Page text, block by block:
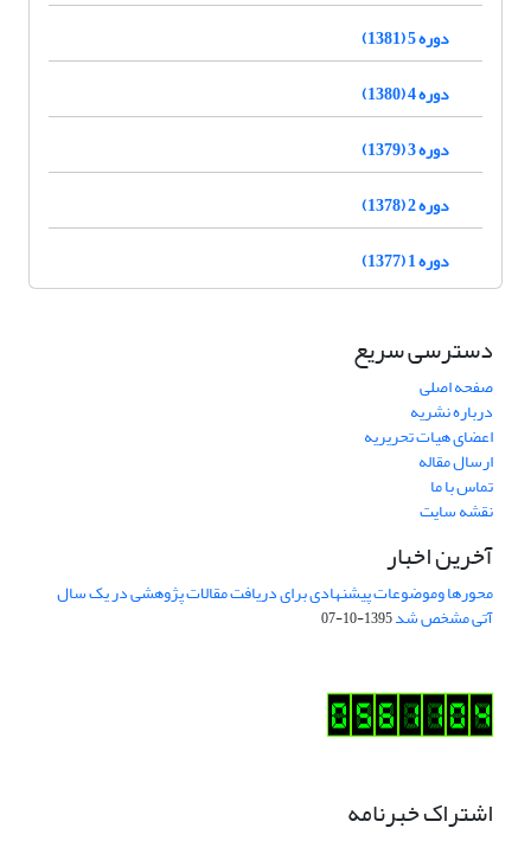
دوره 5 (1381)
دوره 4 (1380)
دوره 3 (1379)
دوره 2 (1378)
دوره 1 (1377)
دسترسی سریع
صفحه اصلی
درباره نشریه
اعضای هیات تحریریه
ارسال مقاله
تماس با ما
نقشه سایت
آخرین اخبار
محورها وموضوعات پیشنهادی برای دریافت مقالات پژوهشی در یک سال
آتی مشخص شد1395-10-07
اشتراک خبرنامه